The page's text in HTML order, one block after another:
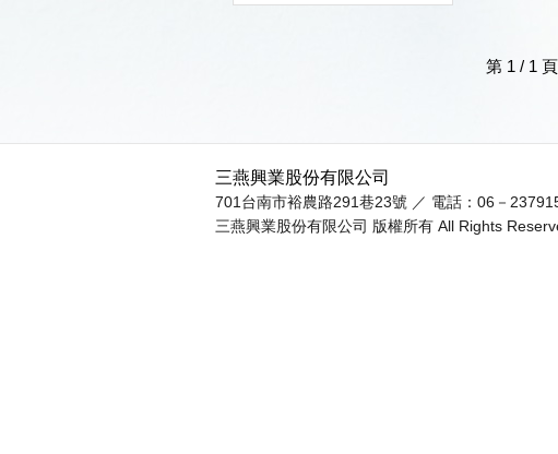
第 1 / 1
三燕興業股份有限公司
701台南市裕農路291巷23號 ／ 電話：06－
三燕興業股份有限公司 版權所有 All Rights